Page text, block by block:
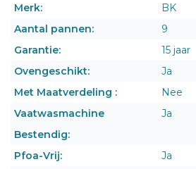
Merk:
BK
Aantal pannen:
9
Garantie:
15 jaar
Ovengeschikt:
Ja
Met Maatverdeling :
Nee
Vaatwasmachine
Bestendig:
Ja
Pfoa-Vrij:
Ja